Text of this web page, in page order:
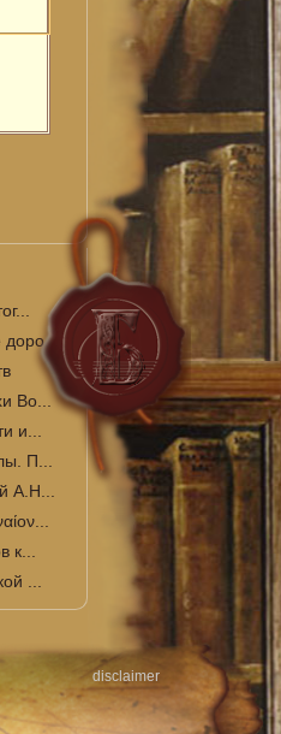
Во...
и...
П...
А.Н...
к...
...
disclaimer